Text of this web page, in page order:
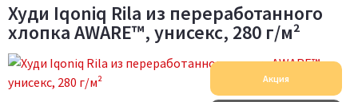
Худи Iqoniq Rila из переработанного
хлопка AWARE™, унисекс, 280 г/м²
Акция